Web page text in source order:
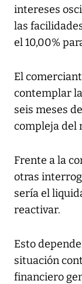
intereses
las
el 10,00%
El
contemplar
seis meses
compleja del
Frente a la
otras
sería el
reactivar.
Esto
situación
financiero